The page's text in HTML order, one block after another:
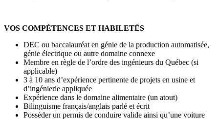
VOS COMPÉTENCES ET HABILETÉS
DEC ou baccalauréat en génie de la production automatisée,
génie électrique ou autre domaine connexe
Membre en règle de l’ordre des ingénieurs du Québec (si
applicable)
3 à 10 ans d’expérience pertinente de projets en usine et
d’ingénierie appliquée
Expérience dans le domaine alimentaire (un atout)
Bilinguisme français/anglais parlé et écrit
Posséder un permis de conduire valide ainsi qu’une voiture